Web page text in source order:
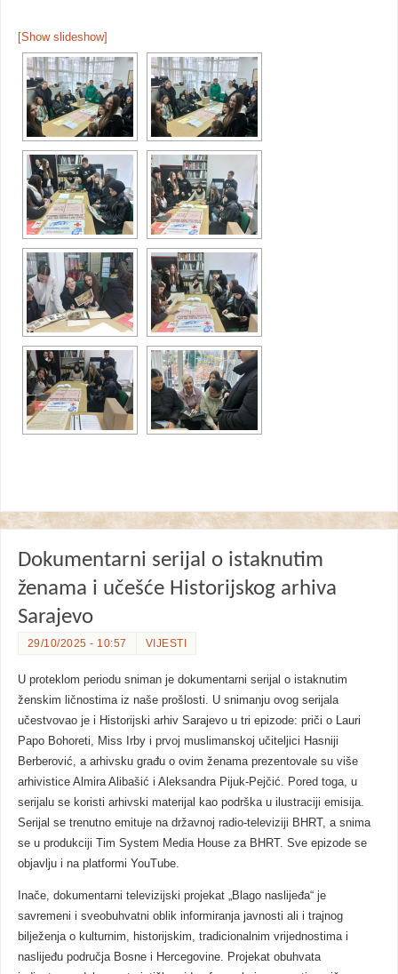
[Show slideshow]
Dokumentarni serijal o istaknutim
ženama i učešće Historijskog arhiva
Sarajevo
29/10/2025 - 10:57 VIJESTI
U proteklom periodu sniman je dokumentarni serijal o istaknutim
ženskim ličnostima iz naše prošlosti. U snimanju ovog serijala
učestvovao je i Historijski arhiv Sarajevo u tri epizode: priči o Lauri
Papo Bohoreti, Miss Irby i prvoj muslimanskoj učiteljici Hasniji
Berberović, a arhivsku građu o ovim ženama prezentovale su više
arhivistice Almira Alibašić i Aleksandra Pijuk-Pejčić. Pored toga, u
serijalu se koristi arhivski materijal kao podrška u ilustraciji emisija.
Serijal se trenutno emituje na državnoj radio-televiziji BHRT, a snima
se u produkciji Tim System Media House za BHRT. Sve epizode se
objavlju i na platformi YouTube.
Inače, dokumentarni televizijski projekat „Blago naslijeđa“ je
savremeni i sveobuhvatni oblik informiranja javnosti ali i trajnog
bilježenja o kulturnim, historijskim, tradicionalnim vrijednostima i
naslijeđu područja Bosne i Hercegovine. Projekat obuhvata